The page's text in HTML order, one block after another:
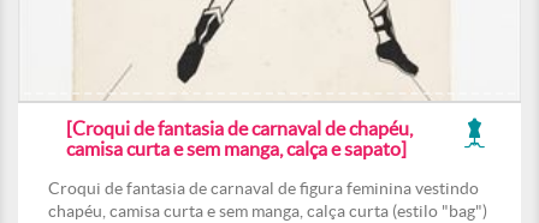
[Croqui de fantasia de carnaval de chapéu,
camisa curta e sem manga, calça e sapato]
Croqui de fantasia de carnaval de figura feminina vestindo
chapéu, camisa curta e sem manga, calça curta (estilo "bag")